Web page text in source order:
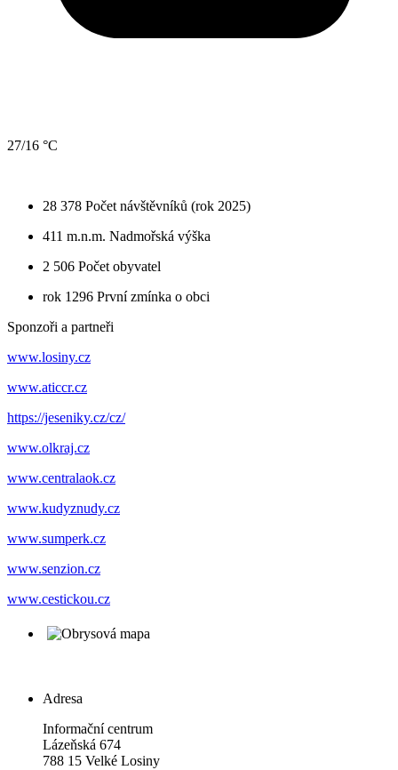
27/16 °C
28 378 Počet návštěvníků (rok 2025)
411 m.n.m. Nadmořská výška
2 506 Počet obyvatel
rok 1296 První zmínka o obci
Sponzoři a partneři
www.losiny.cz
www.aticcr.cz
https://jeseniky.cz/cz/
www.olkraj.cz
www.centralaok.cz
www.kudyznudy.cz
www.sumperk.cz
www.senzion.cz
www.cestickou.cz
Adresa
Informační centrum
Lázeňská 674
788 15 Velké Losiny